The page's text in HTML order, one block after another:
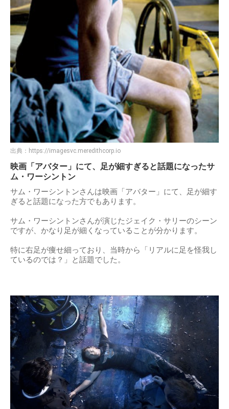
出典： https://imagesvc.meredithcorp.io
映画「アバター」にて、足が細すぎると話題になったサ
ム・ワーシントン
サム・ワーシントンさんは映画「アバター」にて、足が細す
ぎると話題になった方でもあります。
サム・ワーシントンさんが演じたジェイク・サリーのシーン
ですが、かなり足が細くなっていることが分かります。
特に右足が痩せ細っており、当時から「リアルに足を怪我し
ているのでは？」と話題でした。